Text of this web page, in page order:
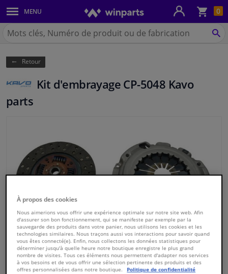
0
MENU
Carrosserie & tôles
Feux & ampoules
Freinage
Refroidissement & chauffage
Pièces moteur & accessoires
Filtres & liquides
Bagages & transport
Fenêtres & accessoires
Chercher
Winparts.be
Retour
Kit d'embrayage CP-5048 Kavo
parts
À propos des cookies
Nous aimerions vous offrir une expérience optimale sur notre site web. Afin
d'assurer son bon fonctionnement, qui se manifeste par exemple par la
sauvegarde des produits dans votre panier, nous utilisons les cookies et les
technologies similaires. Nous traçons aussi vos interactions pour savoir quand
vous êtes connecté(e). Enfin, nous collectons les données statistiques pour
déterminer jusqu'à quelle heure notre boutique enregistre le plus grand
nombre de visites. Tous ces éléments nous permettent d'adapter nos services
à vos besoins et de vous offrir une sélection pertinente des produits et des
offres personnalisées dans notre boutique.
Politique de confidentialité